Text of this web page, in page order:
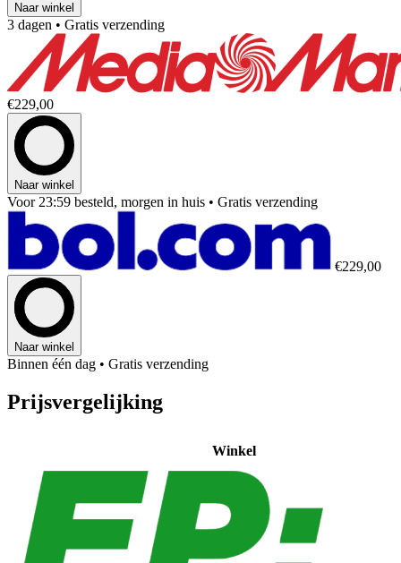
Naar winkel
3 dagen • Gratis verzending
€229,00
Naar winkel
Voor 23:59 besteld, morgen in huis • Gratis verzending
€229,00
Naar winkel
Binnen één dag • Gratis verzending
Prijsvergelijking
Winkel